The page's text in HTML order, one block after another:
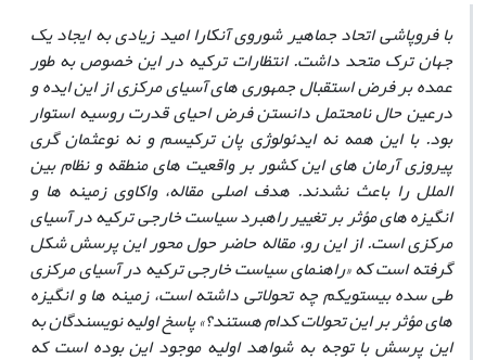
با فروپاشی اتحاد جماهیر شوروی آنکارا امید زیادی به ایجاد یک
جهان ترک متحد داشت. انتظارات ترکیه در این خصوص به ‏طور
عمده بر فرض استقبال جمهوری ‏های آسیای مرکزی از این ایده و
درعین حال نامحتمل دانستن فرض احیای قدرت روسیه استوار
بود. با این همه نه ایدئولوژی پان‏ ترکیسم و نه نوعثمان ‏گری
پیروزی آرمان‏ های این کشور بر واقعیت ‏های منطقه و نظام بین
‏الملل را باعث نشدند. هدف اصلی مقاله، واکاوی زمینه ‏ها و
انگیزه ‏های مؤثر بر تغییر راهبرد سیاست خارجی ترکیه در آسیای
مرکزی است. از این رو، مقاله حاضر حول محور این پرسش شکل
گرفته ‏است که «راهنمای سیاست خارجی ترکیه در آسیای مرکزی
طی سده بیست‏ویکم چه تحولاتی داشته ‏است، زمینه ‏ها و انگیزه‏
های مؤثر بر این تحولات کدام هستند؟» پاسخ اولیه نویسندگان به
این پرسش با توجه به شواهد اولیه موجود این بوده است که